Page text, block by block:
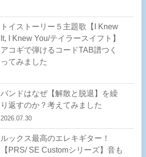
トイストーリー５主題歌【I Knew
It, I Knew You/テイラースイフト】
アコギで弾けるコードTAB譜つく
ってみました
バンドはなぜ【解散と脱退】を繰
り返すのか？考えてみました
2026.07.30
ルックス最高のエレキギター！
【PRS/ SE Customシリーズ】音も